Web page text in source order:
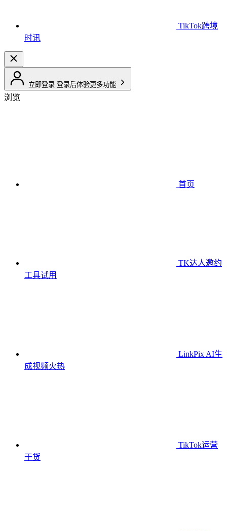
TikTok跨境
时讯
立即登录 登录后体验更多功能
浏览
首页
TK达人邀约
工具试用
LinkPix AI生
成视频火热
TikTok运营
干货